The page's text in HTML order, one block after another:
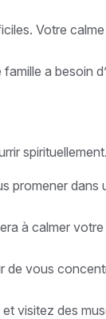
Votre
a besoin
spirituellement.
dans
à calmer
de vous
visitez des